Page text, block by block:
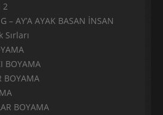
2
– AY’A AYAK BASAN İNSAN
BOYAMA
BOYAMA
BOYAMA